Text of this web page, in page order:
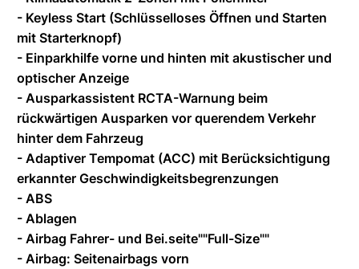
- Keyless Start (Schlüsselloses Öffnen und Starten
mit Starterknopf)
- Einparkhilfe vorne und hinten mit akustischer und
optischer Anzeige
- Ausparkassistent RCTA-Warnung beim
rückwärtigen Ausparken vor querendem Verkehr
hinter dem Fahrzeug
- Adaptiver Tempomat (ACC) mit Berücksichtigung
erkannter Geschwindigkeitsbegrenzungen
- ABS
- Ablagen
- Airbag Fahrer- und Bei.seite""Full-Size""
- Airbag: Seitenairbags vorn